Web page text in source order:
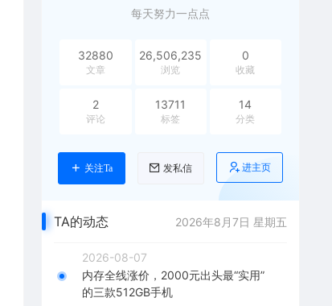
每天努力一点点
32880
文章
26,506,235
浏览
0
收藏
2
评论
13711
标签
14
分类
关注Ta 发私信 进主页
TA的动态 2026年8月7日 星期五
2026-08-07
内存全线涨价，2000元出头最“实用”
的三款512GB手机